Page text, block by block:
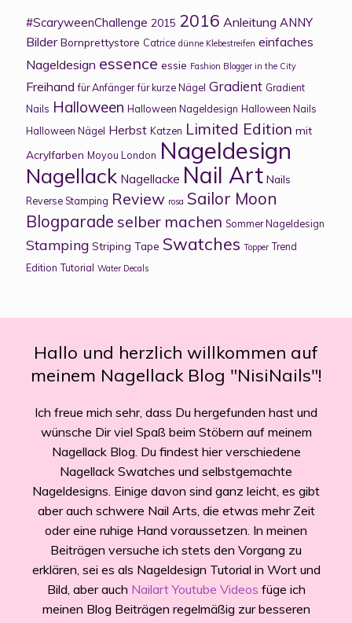
#ScaryweenChallenge 2015 2016 Anleitung ANNY
Bilder Bornprettystore Catrice dünne Klebestreifen einfaches
Nageldesign essence essie Fashion Blogger in the City
Freihand für Anfänger für kurze Nägel Gradient Gradient
Nails Halloween Halloween Nageldesign Halloween Nails
Halloween Nägel Herbst Katzen Limited Edition mit
Acrylfarben Moyou London Nageldesign
Nagellack Nagellacke Nail Art Nails
Reverse Stamping Review rosa Sailor Moon
Blogparade selber machen Sommer Nageldesign
Stamping Striping Tape Swatches Topper Trend
Edition Tutorial Water Decals
Hallo und herzlich willkommen auf
meinem Nagellack Blog "NisiNails"!
Ich freue mich sehr, dass Du hergefunden hast und
wünsche Dir viel Spaß beim Stöbern auf meinem
Nagellack Blog. Du findest hier verschiedene
Nagellack Swatches und selbstgemachte
Nageldesigns. Einige davon sind ganz leicht, es gibt
aber auch schwere Nail Arts, die etwas mehr Zeit
oder eine ruhige Hand voraussetzen. In meinen
Beiträgen versuche ich stets den Vorgang zu
erklären, sei es als Nageldesign Tutorial in Wort und
Bild, aber auch Nailart Youtube Videos füge ich
meinen Blog Beiträgen regelmäßig zur besseren